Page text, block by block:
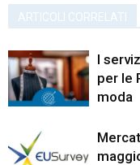
ARTICOLI CORRELATI
I
per le
moda